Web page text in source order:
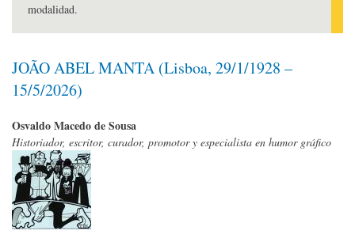
modalidad.
JOÃO ABEL MANTA (Lisboa, 29/1/1928 –
15/5/2026)
Osvaldo Macedo de Sousa
Historiador, escritor, curador, promotor y especialista en humor gráfico